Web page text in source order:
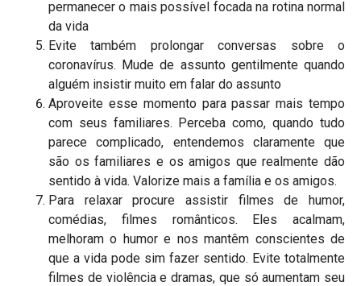
permanecer o mais possível focada na rotina normal
da vida
Evite também prolongar conversas sobre o
coronavírus. Mude de assunto gentilmente quando
alguém insistir muito em falar do assunto
Aproveite esse momento para passar mais tempo
com seus familiares. Perceba como, quando tudo
parece complicado, entendemos claramente que
são os familiares e os amigos que realmente dão
sentido à vida. Valorize mais a família e os amigos.
Para relaxar procure assistir filmes de humor,
comédias, filmes românticos. Eles acalmam,
melhoram o humor e nos mantêm conscientes de
que a vida pode sim fazer sentido. Evite totalmente
filmes de violência e dramas, que só aumentam seu